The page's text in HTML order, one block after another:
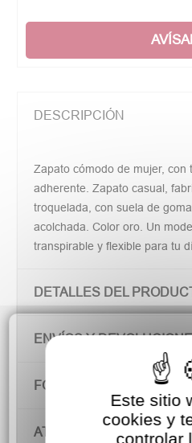
DESCRIPCIÓN
Zapato cómodo de mujer, con
adherente. Zapato casual,
troquelada, con suela de
acolchada. Color oro. Un
transpirable y flexible para tu
DETALLES DEL
ENVÍOS Y
FORMAS DE PAGO
ATENCIÓN AL CLIENTE
Este sitio
cookies y
controlar